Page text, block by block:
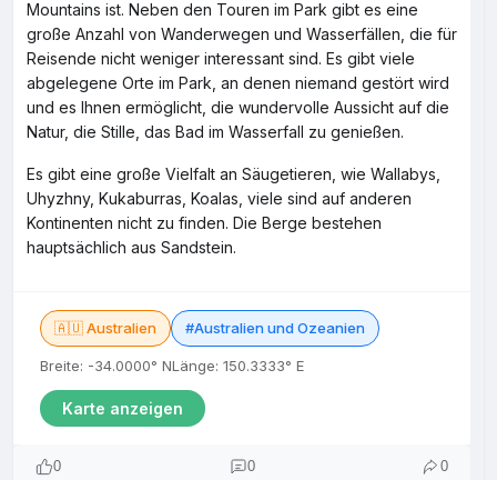
Mountains ist. Neben den Touren im Park gibt es eine
große Anzahl von Wanderwegen und Wasserfällen, die für
Reisende nicht weniger interessant sind. Es gibt viele
abgelegene Orte im Park, an denen niemand gestört wird
und es Ihnen ermöglicht, die wundervolle Aussicht auf die
Natur, die Stille, das Bad im Wasserfall zu genießen.
Es gibt eine große Vielfalt an Säugetieren, wie Wallabys,
Uhyzhny, Kukaburras, Koalas, viele sind auf anderen
Kontinenten nicht zu finden. Die Berge bestehen
hauptsächlich aus Sandstein.
🇦🇺 Australien #Australien und Ozeanien
Breite: -34.0000° NLänge: 150.3333° E
Karte anzeigen
0 0 0